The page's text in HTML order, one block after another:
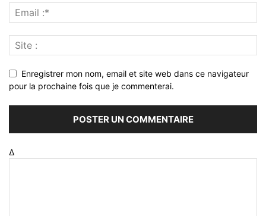
Enregistrer mon nom, email et site web dans ce navigateur
pour la prochaine fois que je commenterai.
Δ